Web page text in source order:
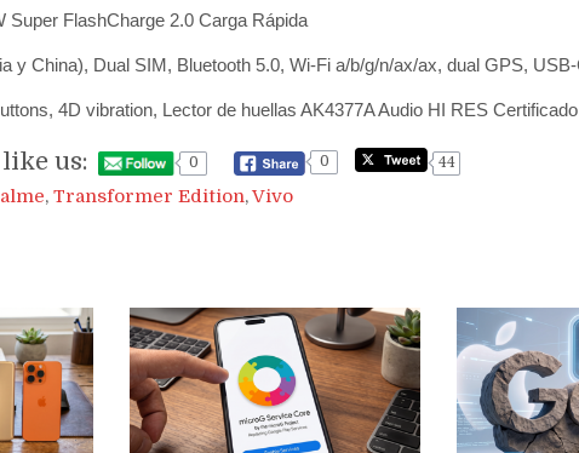
Super FlashCharge 2.0 Carga Rápida
y China), Dual SIM, Bluetooth 5.0, Wi-Fi a/b/g/n/ax/ax, dual GPS,
4D vibration, Lector de huellas AK4377A Audio HI RES Certificado
us: 0 0 44
, Transformer Edition,Vivo